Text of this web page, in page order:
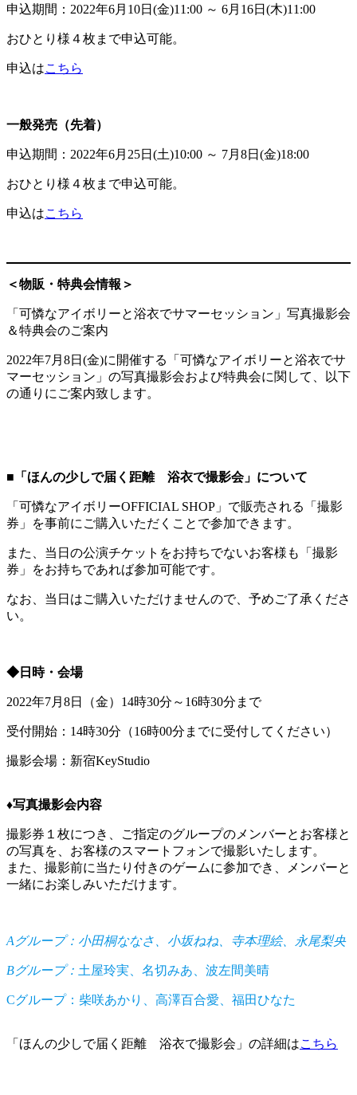
申込期間：2022年6月10日(金)11:00 ～ 6月16日(木)11:00
おひとり様４枚まで申込可能。
申込はこちら
一般発売（先着）
申込期間：2022年6月25日(土)10:00 ～ 7月8日(金)18:00
おひとり様４枚まで申込可能。
申込はこちら
＜物販・特典会情報＞
「可憐なアイボリーと浴衣でサマーセッション」写真撮影会
＆特典会のご案内
2022年7月8日(金)に開催する「可憐なアイボリーと浴衣でサ
マーセッション」の写真撮影会および特典会に関して、以下
の通りにご案内致します。
■「ほんの少しで届く距離 浴衣で撮影会」について
「可憐なアイボリーOFFICIAL SHOP」で販売される「撮影
券」を事前にご購入いただくことで参加できます。
また、当日の公演チケットをお持ちでないお客様も「撮影
券」をお持ちであれば参加可能です。
なお、当日はご購入いただけませんので、予めご了承くださ
い。
◆日時・会場
2022年7月8日（金）14時30分～16時30分まで
受付開始：14時30分（16時00分までに受付してください）
撮影会場：新宿KeyStudio
♦︎写真撮影会内容
撮影券１枚につき、ご指定のグループのメンバーとお客様と
の写真を、お客様のスマートフォンで撮影いたします。
また、撮影前に当たり付きのゲームに参加でき、メンバーと
一緒にお楽しみいただけます。
Aグループ：小田桐ななさ、小坂ねね、寺本理絵、永尾梨央
Bグループ： 土屋玲実、名切みあ、波左間美晴
Cグループ：柴咲あかり、高澤百合愛、福田ひなた
「ほんの少しで届く距離 浴衣で撮影会」の詳細はこちら